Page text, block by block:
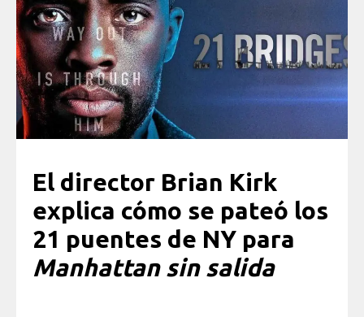
El director Brian Kirk
explica cómo se pateó los
21 puentes de NY para
Manhattan sin salida